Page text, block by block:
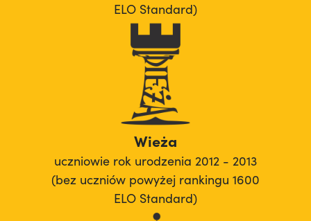
ELO Standard)
Wieża
uczniowie rok urodzenia 2012 - 2013
(bez uczniów powyżej rankingu 1600
ELO Standard)